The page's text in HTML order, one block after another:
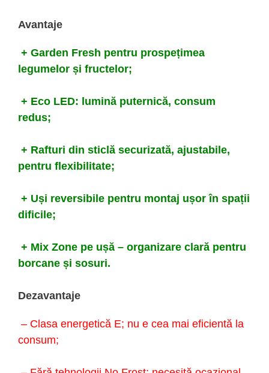
Avantaje
+ Garden Fresh pentru prospețimea
legumelor și fructelor;
+ Eco LED: lumină puternică, consum
redus;
+ Rafturi din sticlă securizată, ajustabile,
pentru flexibilitate;
+ Uși reversibile pentru montaj ușor în spații
dificile;
+ Mix Zone pe ușă – organizare clară pentru
borcane și sosuri.
Dezavantaje
– Clasa energetică E; nu e cea mai eficientă la
consum;